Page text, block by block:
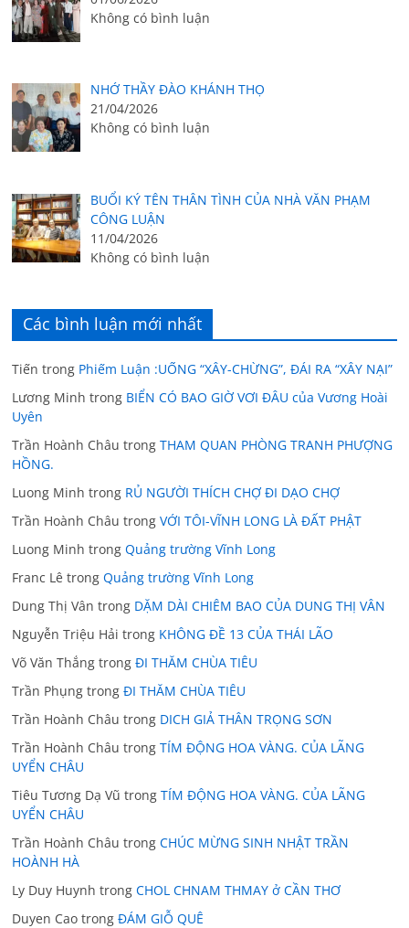
Không có bình luận
NHỚ THẦY ĐÀO KHÁNH THỌ
21/04/2026
Không có bình luận
BUỔI KÝ TÊN THÂN TÌNH CỦA NHÀ VĂN PHẠM
CÔNG LUẬN
11/04/2026
Không có bình luận
Các bình luận mới nhất
Tiến trong Phiếm Luận :UỐNG “XÂY-CHỪNG”, ĐÁI RA “XÂY NẠI”
Lương Minh trong BIỂN CÓ BAO GIỜ VƠI ĐÂU của Vương Hoài
Uyên
Trần Hoành Châu trongTHAM QUAN PHÒNG TRANH PHƯỢNG
HỒNG.
Luong Minh trong RỦ NGƯỜI THÍCH CHỢ ĐI DẠO CHỢ
Trần Hoành Châu trongVỚI TÔI-VĨNH LONG LÀ ĐẤT PHẬT
Luong Minh trongQuảng trường Vĩnh Long
Franc Lê trongQuảng trường Vĩnh Long
Dung Thị Vân trong DẶM DÀI CHIÊM BAO CỦA DUNG THỊ VÂN
Nguyễn Triệu Hải trong KHÔNG ĐỀ 13 CỦA THÁI LÃO
Võ Văn Thắng trongĐI THĂM CHÙA TIÊU
Trần Phụng trongĐI THĂM CHÙA TIÊU
Trần Hoành Châu trong DICH GIẢ THÂN TRỌNG SƠN
Trần Hoành Châu trongTÍM ĐỘNG HOA VÀNG. CỦA LÃNG
UYỂN CHÂU
Tiêu Tương Dạ Vũ trongTÍM ĐỘNG HOA VÀNG. CỦA LÃNG
UYỂN CHÂU
Trần Hoành Châu trongCHÚC MỪNG SINH NHẬT TRẦN
HOÀNH HÀ
Ly Duy Huynh trongCHOL CHNAM THMAY ở CẦN THƠ
Duyen Cao trongĐÁM GIỖ QUÊ